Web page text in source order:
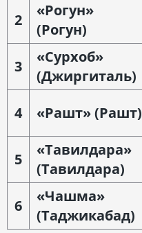
2
«Рогун»
(Рогун)
3
«Сурхоб»
(Джиргиталь)
4 «Рашт» (Рашт)
5
«Тавилдара»
(Тавилдара)
6
«Чашма»
(Таджикабад)